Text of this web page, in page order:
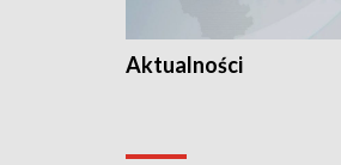
Aktualności